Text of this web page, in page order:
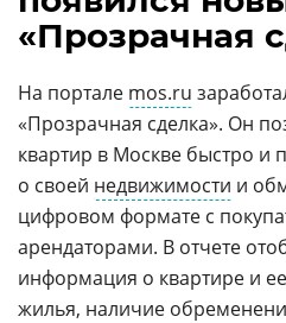
«Прозрачная
На портале mos.ru
«Прозрачная сделка». Он
квартир в Москве быстро и
о своей недвижимости и
цифровом формате с
арендаторами. В отчете
информация о квартире и
жилья, наличие